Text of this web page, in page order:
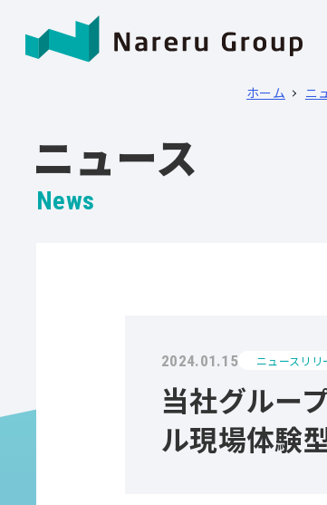
ホーム ニ
ニュース
News
2024.01.15 ニュースリリ
当社グルー
ル現場体験